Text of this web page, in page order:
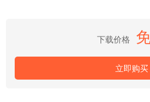
下载价格
立即购买